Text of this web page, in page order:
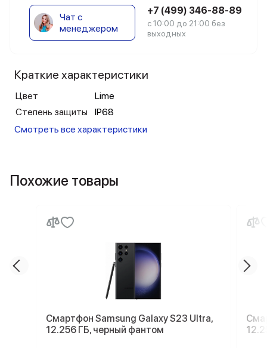
Чат с
менеджером
+7 (499) 346-88-89
с 10:00 до 21:00 без
выходных
Краткие характеристики
Цвет
Lime
Степень защиты
IP68
Смотреть все характеристики
Похожие товары
Смартфон Samsung Galaxy S23 Ultra,
12.256 ГБ, черный фантом